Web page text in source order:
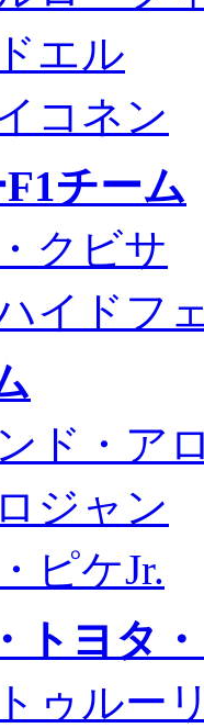
エル
コネン
チーム
クビサ
イドフ
ド・ア
ジャン
ピケJr.
トヨタ
ゥルー